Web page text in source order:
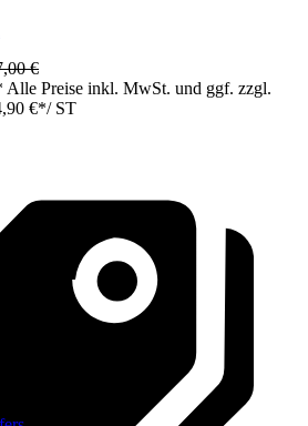
€
Preise inkl. MwSt. und ggf. zzgl.
€*/ ST